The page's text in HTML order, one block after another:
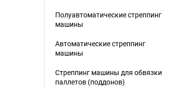
Полуавтоматические стреппинг
машины
Автоматические стреппинг
машины
Стреппинг машины для обвязки
паллетов (поддонов)